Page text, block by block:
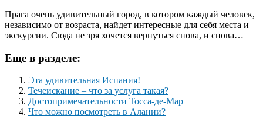
Прага очень удивительный город, в котором каждый человек,
независимо от возраста, найдет интересные для себя места и
экскурсии. Сюда не зря хочется вернуться снова, и снова…
Еще в разделе:
Эта удивительная Испания!
Течеискание – что за услуга такая?
Достопримечательности Тосса-де-Мар
Что можно посмотреть в Алании?